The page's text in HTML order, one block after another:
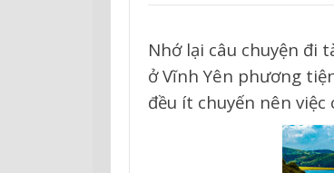
Nhớ lại câu chuyện đi
ở Vĩnh Yên phương
đều ít chuyến nên